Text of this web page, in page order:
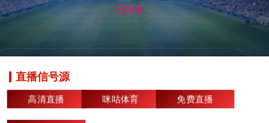
已结束
直播信号源
高清直播 咪咕体育 免费直播